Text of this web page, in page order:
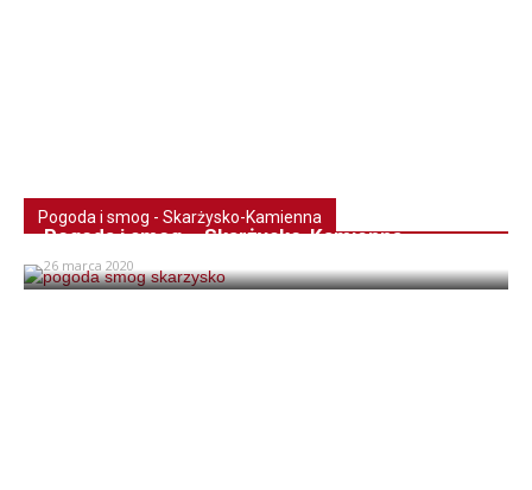
Pogoda i smog - Skarżysko-Kamienna
Pogoda i smog – Skarżysko-Kamienna
26 marca 2020